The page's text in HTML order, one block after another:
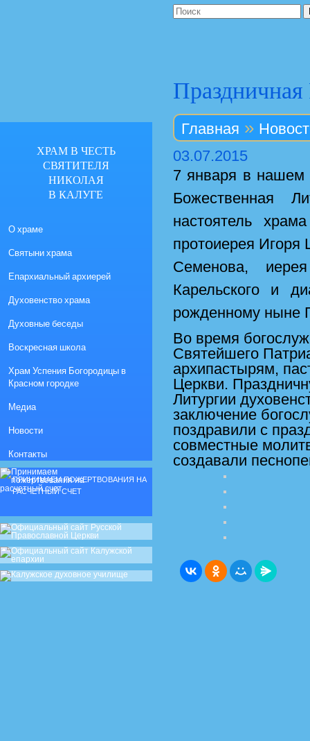
Главная »
03.07.2015
7 января в нашем
Божественная
настоятель
протоиерея
Семенова,
Карельского и
рожденному ныне
Во время
Святейшего
архипастырям,
Церкви.
Литургии
заключение
поздравили с
совместные
создавали
ХРАМ В ЧЕСТЬ
СВЯТИТЕЛЯ
НИКОЛАЯ
В КАЛУГЕ
О храме
Святыни храма
Епархиальный архиерей
Духовенство храма
Духовные беседы
Воскресная школа
Храм Успения Богородицы в
Красном городке
Медиа
Новости
Контакты
ПРИНИМАЕМ ПОЖЕРТВОВАНИЯ НА
РАСЧЕТНЫЙ СЧЕТ